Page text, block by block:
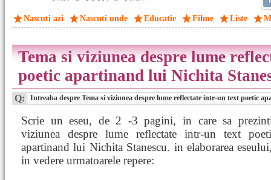
Nascuti azi Nascuti unde Educatie Filme Liste
Tema si viziunea despre lume
poetic apartinand lui Nichita
Q: Intreaba despre Tema si viziunea despre lume reflectate intr-un text poetic
Scrie un eseu, de 2 -3 pagini, in care sa
viziunea despre lume reflectate intr-un text
apartinand lui Nichita Stanescu. in elaborarea
in vedere urmatoarele repere: